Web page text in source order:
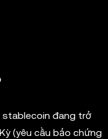
stablecoin đang trở
(yêu cầu bảo chứng